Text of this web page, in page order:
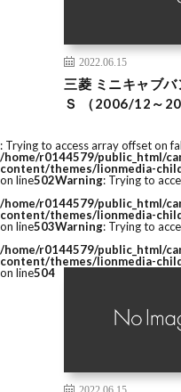
2022.06.15
三菱 ミニキャブバ
Ｓ （2006/12～
: Trying to access array offset on
/home/r0144579/public_html/
content/themes/lionmedia-
on line502Warning: Trying to
/home/r0144579/public_html/
content/themes/lionmedia-
on line503Warning: Trying to
/home/r0144579/public_html/
content/themes/lionmedia-
on line504
2022.06.15